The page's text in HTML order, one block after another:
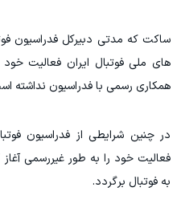
ساکت که مدتی دبیرکل فدراسیون
های ملی فوتبال ایران فعالیت
همکاری رسمی با فدراسیون نداشته
در چنین شرایطی از فدراسیون
فعالیت خود را به طور غیررسمی
به فوتبال برگردد.